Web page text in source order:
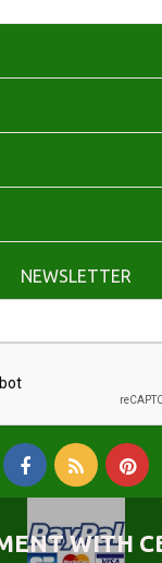
NEWSLETTER
WITH